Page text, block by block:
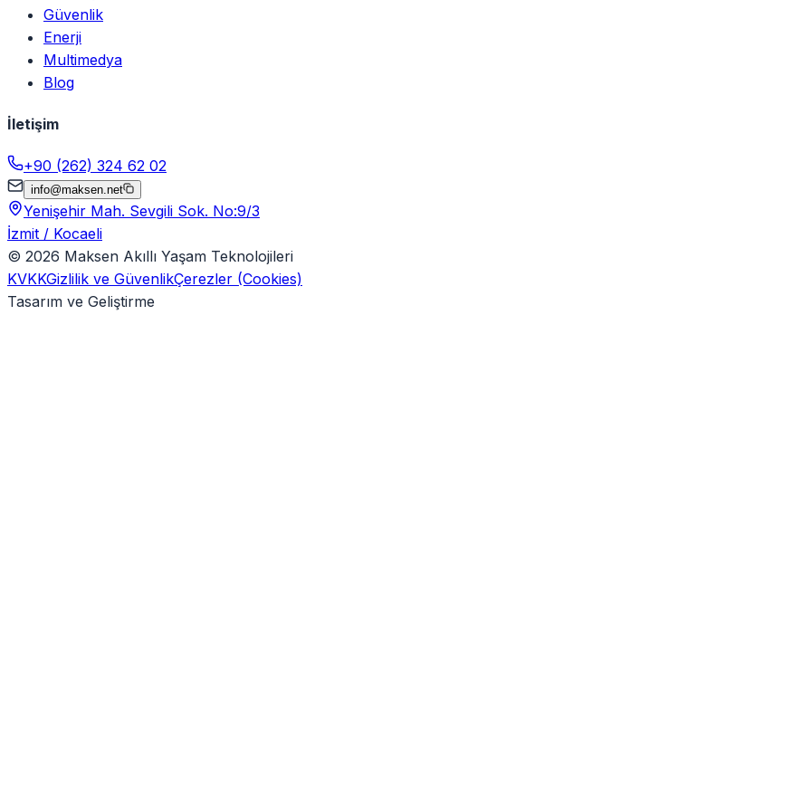
Güvenlik
Enerji
Multimedya
Blog
İletişim
+90 (262) 324 62 02
info@maksen.net
Yenişehir Mah. Sevgili Sok. No:9/3
İzmit / Kocaeli
© 2026 Maksen Akıllı Yaşam Teknolojileri
KVKKGizlilik ve GüvenlikÇerezler (Cookies)
Tasarım ve Geliştirme